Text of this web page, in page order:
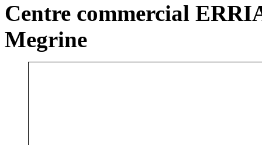
Centre commercial
Megrine